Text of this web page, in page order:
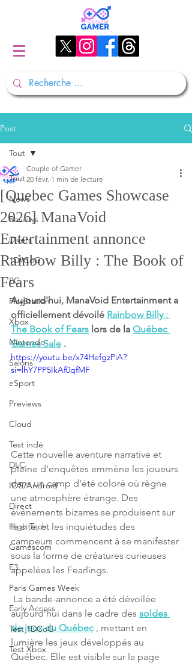
Post
Tout
News
Reviews
Divers
1D#CoG
PC
PlayStation
Xbox
Nintendo
Salons
eSport
Previews
Cloud
Test indé
DLC
IOS/Android
Direct
High Tech
Gamescom
E3
Paris Games Week
Early Access
Test 1DCoG
Test Xbox
Tout
[Quebec Games Showcase
2026] ManaVoid
Entertainment annonce
Rainbow Billy : The Book of
Fears
Couple of Gamer
20 févr. 1 min de lecture
Aujourd'hui, ManaVoid Entertainment a
officiellement dévoilé Rainbow Billy :
The Book of Fears lors de la Québec
Games Sale .
https://youtu.be/x74HefgzPiA?
si=lhY7PP5IkAf0qfMF
Cette nouvelle aventure narrative et
pleine d'enquêtes emmène les joueurs
dans un camp d'été coloré où règne
une atmosphère étrange. Des
événements bizarres se produisent sur
le site, et les inquiétudes des
campeurs commencent à se manifester
sous la forme de créatures curieuses
appelées les Fearlings.
La bande-annonce a été dévoilée
aujourd'hui dans le cadre des soldes
de jeux du Québec , mettant en
lumière les jeux développés au
Québec. Elle est visible sur la page